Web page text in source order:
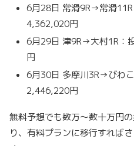
6月28日 常滑9R→常滑
4,362,020円
6月29日 津9R→大村1R
円
6月30日 多摩川3R→びわ
2,446,220円
無料予想でも数万～数十万円
り、有料プランに移行すれば